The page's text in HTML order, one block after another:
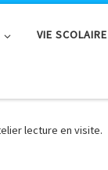
VIE SCOLAIRE
lecture en visite.